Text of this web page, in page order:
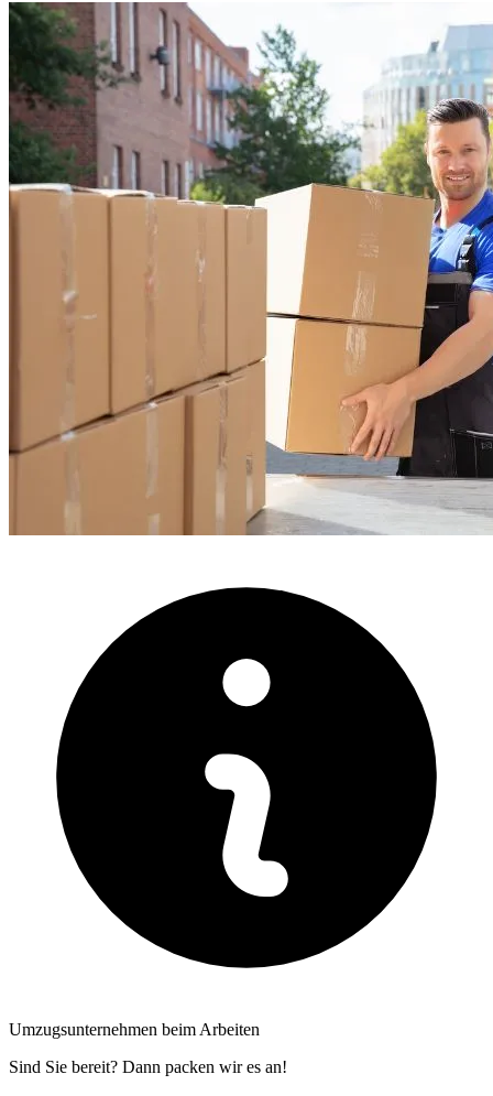
Umzugsunternehmen beim Arbeiten
Sind Sie bereit? Dann packen wir es an!